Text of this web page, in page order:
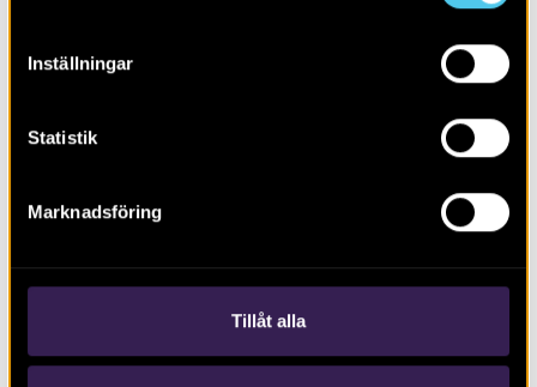
Inställningar
Statistik
Marknadsföring
Tillåt alla
fram